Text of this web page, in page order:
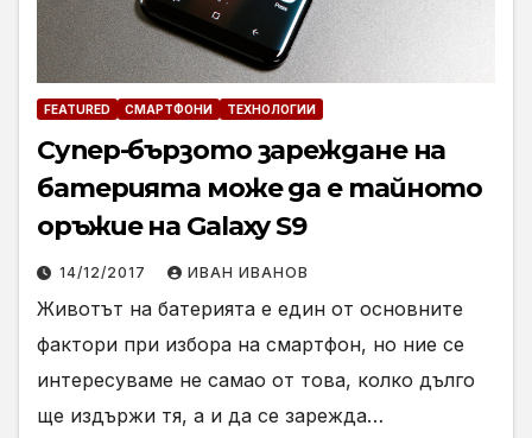
FEATURED СМАРТФОНИ ТЕХНОЛОГИИ
Супер-бързото зареждане на
батерията може да е тайното
оръжие на Galaxy S9
14/12/2017 ИВАН ИВАНОВ
Животът на батерията е един от основните
фактори при избора на смартфон, но ние се
интересуваме не самао от това, колко дълго
ще издържи тя, а и да се зарежда…